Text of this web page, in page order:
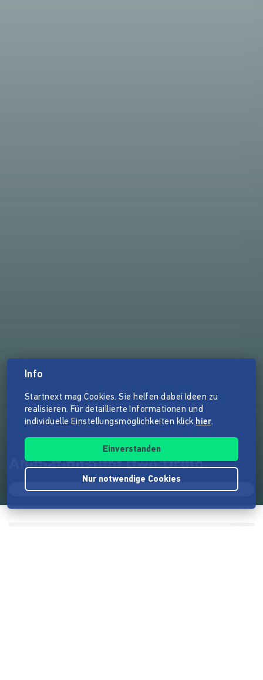
Animationsfilm Own Drum
Info
Startnext mag Cookies. Sie helfen dabei Ideen zu
realisieren. Für detaillierte Informationen und
individuelle Einstellungsmöglichkeiten klick hier.
Einverstanden
Nur notwendige Cookies